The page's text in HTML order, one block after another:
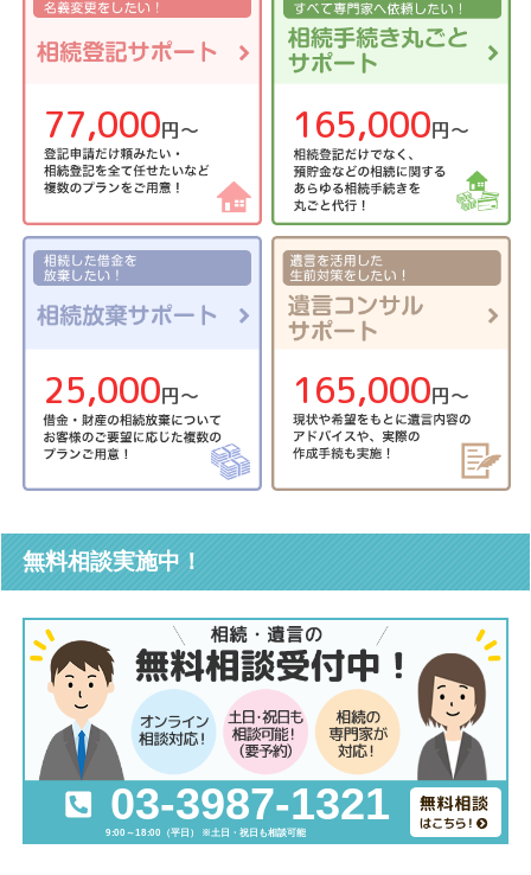
77,000円〜 165,000円〜
25,000円〜 165,000円〜
無料相談実施中！
03-3987-1321
9:00～18:00（平日） ※土日・祝日も相談可能